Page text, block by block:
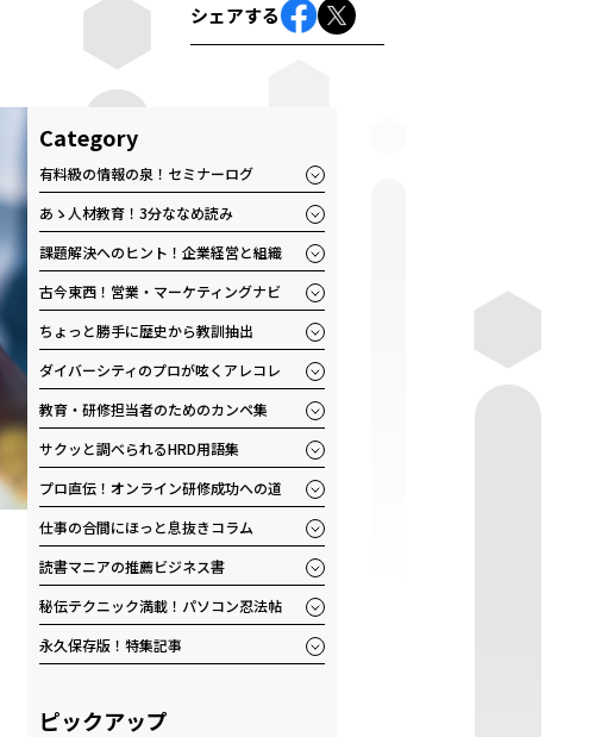
シェアする
Category
有料級の情報の泉！セミナーログ
あゝ人材教育！3分ななめ読み
課題解決へのヒント！企業経営と組織
古今東西！営業・マーケティングナビ
ちょっと勝手に歴史から教訓抽出
ダイバーシティのプロが呟くアレコレ
教育・研修担当者のためのカンペ集
サクッと調べられるHRD用語集
プロ直伝！オンライン研修成功への道
仕事の合間にほっと息抜きコラム
読書マニアの推薦ビジネス書
秘伝テクニック満載！パソコン忍法帖
永久保存版！特集記事
ピックアップ